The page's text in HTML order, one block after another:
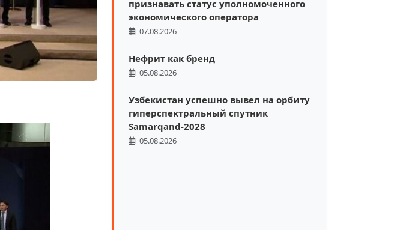
признавать статус уполномоченного
экономического оператора
07.08.2026
Нефрит как бренд
05.08.2026
Узбекистан успешно вывел на орбиту
гиперспектральный спутник
Samarqand-2028
05.08.2026